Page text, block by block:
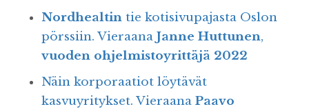
Nordhealtin tie kotisivupajasta Oslon
pörssiin. Vieraana Janne Huttunen,
vuoden ohjelmistoyrittäjä 2022
Näin korporaatiot löytävät
kasvuyritykset. Vieraana Paavo